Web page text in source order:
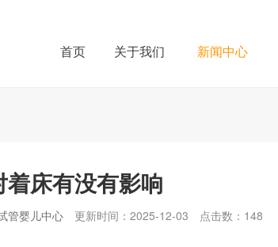
首页 关于我们 新闻中心
床有没有影响
管婴儿中心 更新时间：2025-12-03 点击数： 148